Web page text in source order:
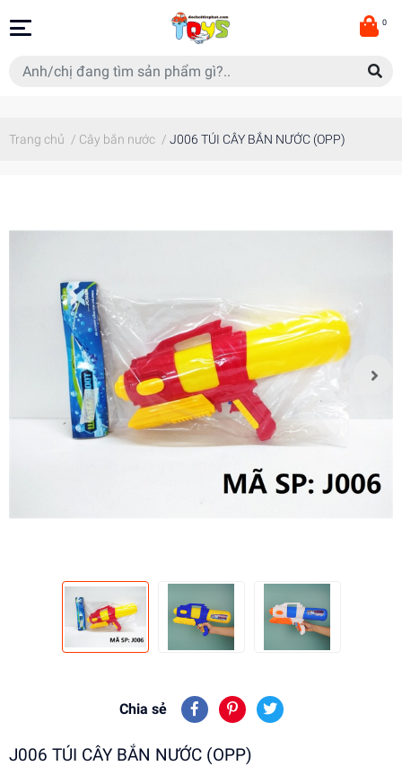
0
Trang chủ / Cây bắn nước / J006 TÚI CÂY BẮN NƯỚC (OPP)
Chia sẻ
J006 TÚI CÂY BẮN NƯỚC (OPP)